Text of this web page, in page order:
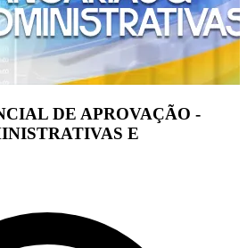
DE APROVAÇÃO -
E